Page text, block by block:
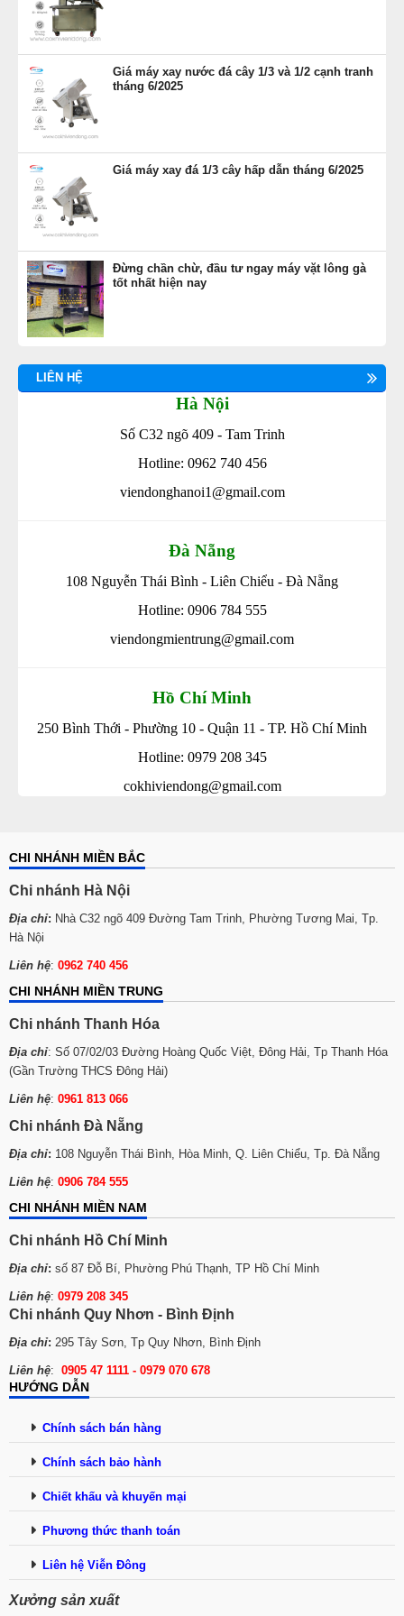
sạch VD60
30-Làm giàu không khó với máy vặt lông gà siêu sạch
-Chọn máy quay lông gà vịt cần dựa trên nhưng tiêu
chí nào?
Cách nhổ lông gà vịt nhanh và sạch nhất
34-Cơ sở sản xuất máy vặt lông gà Viễn Đông chất
lượng cao
35-Bán gà ở chợ có cần máy vặt lông gà vịt hay
không?
36-Các loại máy vặt lông
Giá máy xay nước đá cây 1/3 và 1/2 cạnh tranh
tháng 6/2025
Giá máy xay đá 1/3 cây hấp dẫn tháng 6/2025
Đừng chần chừ, đầu tư ngay máy vặt lông gà
tốt nhất hiện nay
LIÊN HỆ
Hà Nội
Số C32 ngõ 409 - Tam Trinh
Hotline: 0962 740 456
viendonghanoi1@gmail.com
Đà Nẵng
108 Nguyễn Thái Bình - Liên Chiểu - Đà Nẵng
Hotline: 0906 784 555
viendongmientrung@gmail.com
Hồ Chí Minh
250 Bình Thới - Phường 10 - Quận 11 - TP. Hồ Chí Minh
Hotline: 0979 208 345
cokhiviendong@gmail.com
CHI NHÁNH MIỀN BẮC
Chi nhánh Hà Nội
Địa chỉ: Nhà C32 ngõ 409 Đường Tam Trinh, Phường Tương Mai, Tp.
Hà Nội
Liên hệ: 0962 740 456
CHI NHÁNH MIỀN TRUNG
Chi nhánh Thanh Hóa
Địa chỉ: Số 07/02/03 Đường Hoàng Quốc Việt, Đông Hải, Tp Thanh Hóa
(Gần Trường THCS Đông Hải)
Liên hệ: 0961 813 066
Chi nhánh Đà Nẵng
Địa chỉ: 108 Nguyễn Thái Bình, Hòa Minh, Q. Liên Chiểu, Tp. Đà Nẵng
Liên hệ: 0906 784 555
CHI NHÁNH MIỀN NAM
Chi nhánh Hồ Chí Minh
Địa chỉ: số 87 Đỗ Bí, Phường Phú Thạnh, TP Hồ Chí Minh
Liên hệ: 0979 208 345
Chi nhánh Quy Nhơn - Bình Định
Địa chỉ: 295 Tây Sơn, Tp Quy Nhơn, Bình Định
Liên hệ: 0905 47 1111 - 0979 070 678
HƯỚNG DẪN
Chính sách bán hàng
Chính sách bảo hành
Chiết khấu và khuyến mại
Phương thức thanh toán
Liên hệ Viễn Đông
Xưởng sản xuất